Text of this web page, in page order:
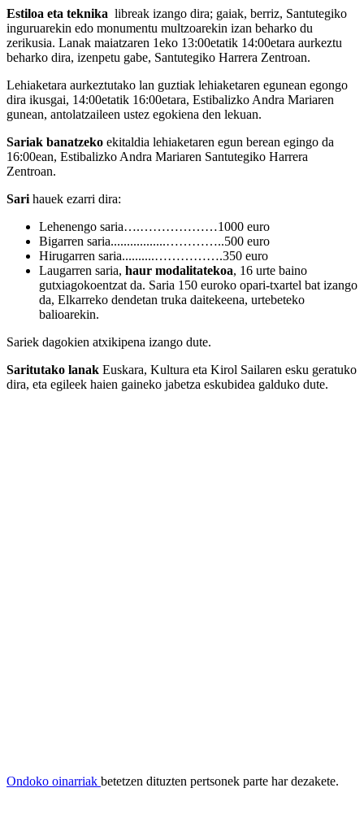
Estiloa eta teknika libreak izango dira; gaiak, berriz, Santutegiko
inguruarekin edo monumentu multzoarekin izan beharko du
zerikusia. Lanak maiatzaren 1eko 13:00etatik 14:00etara aurkeztu
beharko dira, izenpetu gabe, Santutegiko Harrera Zentroan.
Lehiaketara aurkeztutako lan guztiak lehiaketaren egunean egongo
dira ikusgai, 14:00etatik 16:00etara, Estibalizko Andra Mariaren
gunean, antolatzaileen ustez egokiena den lekuan.
Sariak banatzeko ekitaldia lehiaketaren egun berean egingo da
16:00ean, Estibalizko Andra Mariaren Santutegiko Harrera
Zentroan.
Sari hauek ezarri dira:
Lehenengo saria….………………1000 euro
Bigarren saria.................…………..500 euro
Hirugarren saria..........…………….350 euro
Laugarren saria, haur modalitatekoa, 16 urte baino
gutxiagokoentzat da. Saria 150 euroko opari-txartel bat izango
da, Elkarreko dendetan truka daitekeena, urtebeteko
balioarekin.
Sariek dagokien atxikipena izango dute.
Saritutako lanak Euskara, Kultura eta Kirol Sailaren esku geratuko
dira, eta egileek haien gaineko jabetza eskubidea galduko dute.
Ondoko oinarriak betetzen dituzten pertsonek parte har dezakete.